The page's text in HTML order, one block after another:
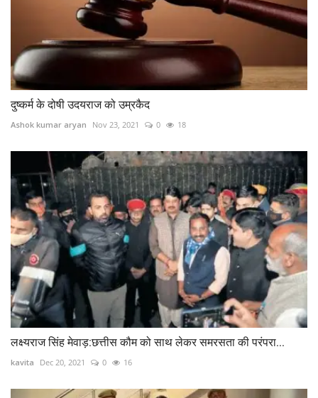
दुष्कर्म के दोषी उदयराज को उम्रकैद
Ashok kumar aryan Nov 23, 2021 0 18
लक्ष्यराज सिंह मेवाड़:छत्तीस कौम को साथ लेकर समरसता की परंपरा...
kavita Dec 20, 2021 0 16